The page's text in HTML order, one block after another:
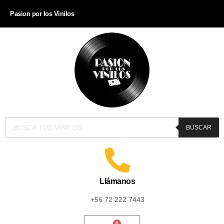
Pasion por los Vinilos
BUSCAR
Llámanos
+56 72 222 7443